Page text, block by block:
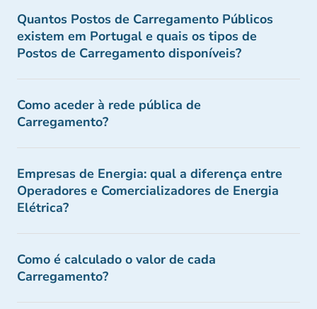
Quantos Postos de Carregamento Públicos
existem em Portugal e quais os tipos de
Postos de Carregamento disponíveis?
Como aceder à rede pública de
Carregamento?
Empresas de Energia: qual a diferença entre
Operadores e Comercializadores de Energia
Elétrica?
Como é calculado o valor de cada
Carregamento?